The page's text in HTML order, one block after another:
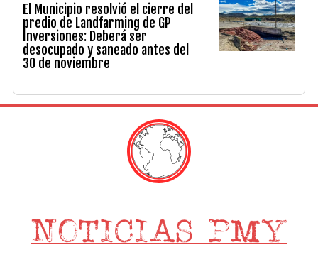
El Municipio resolvió el cierre del
predio de Landfarming de GP
Inversiones: Deberá ser
desocupado y saneado antes del
30 de noviembre